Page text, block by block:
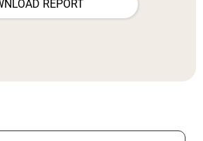
REPORT